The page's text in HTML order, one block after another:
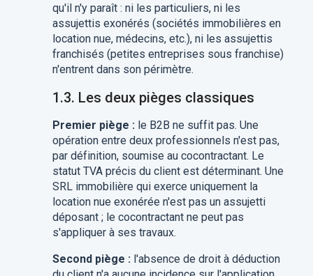
qu'il n'y paraît : ni les particuliers, ni les
assujettis exonérés (sociétés immobilières en
location nue, médecins, etc.), ni les assujettis
franchisés (petites entreprises sous franchise)
n'entrent dans son périmètre.
1.3. Les deux pièges classiques
Premier piège : le B2B ne suffit pas. Une
opération entre deux professionnels n'est pas,
par définition, soumise au cocontractant. Le
statut TVA précis du client est déterminant. Une
SRL immobilière qui exerce uniquement la
location nue exonérée n'est pas un assujetti
déposant ; le cocontractant ne peut pas
s'appliquer à ses travaux.
Second piège : l'absence de droit à déduction